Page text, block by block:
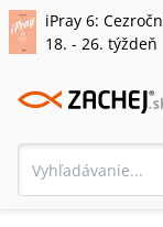
iPray 6:
18. - 26. týždeň